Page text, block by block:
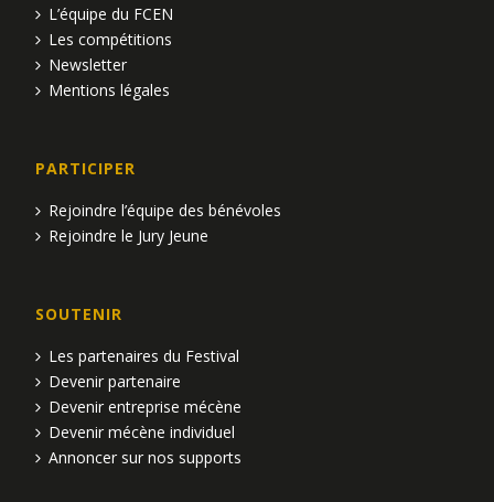
L’équipe du FCEN
Les compétitions
Newsletter
Mentions légales
PARTICIPER
Rejoindre l’équipe des bénévoles
Rejoindre le Jury Jeune
SOUTENIR
Les partenaires du Festival
Devenir partenaire
Devenir entreprise mécène
Devenir mécène individuel
Annoncer sur nos supports